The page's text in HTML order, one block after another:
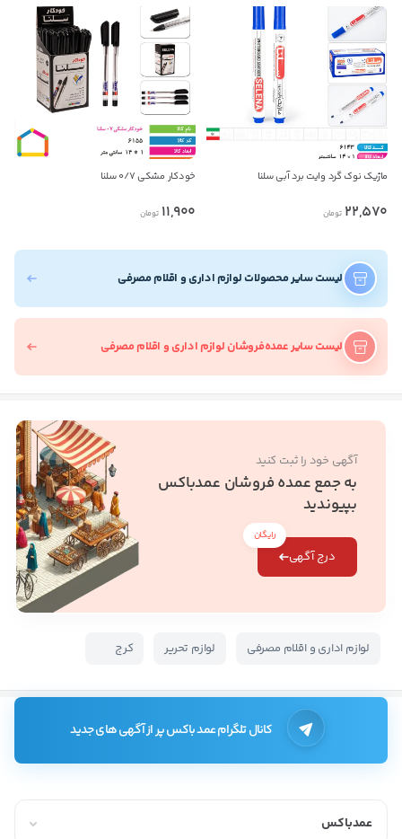
ماژیک نوک گرد وایت برد آبی سلنا
22,570 تومان
خودکار مشکی ۰/۷ سلنا
11,900 تومان
لیست سایر محصولات لوازم اداری و اقلام مصرفی
لیست سایر عمده‌فروشان لوازم اداری و اقلام مصرفی
آگهی خود را ثبت کنید
به جمع عمده فروشان عمدباکس
بپیوندید
درج آگهی
رایگان
لوازم اداری و اقلام مصرفی لوازم تحریر کرج
کانال تلگرام عمد باکس پر از آگهی های جدید
عمدباکس